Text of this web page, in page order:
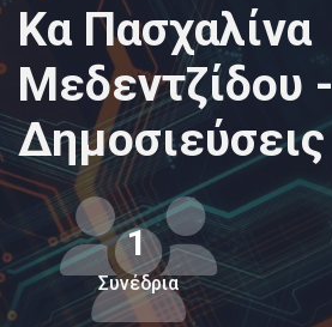
Κα Πασχαλίνα
Μεδεντζίδου -
Δημοσιεύσεις
1
Συνέδρια